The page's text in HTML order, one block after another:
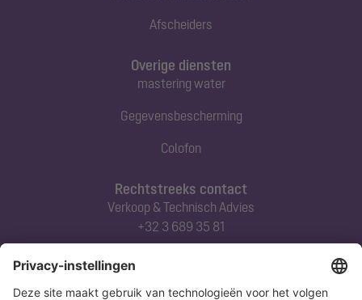
Afscheiders
Rechtstreeks contact
Verkoop & Technisch Advies
+32 3 689 35 81
Overige diensten
mastering water
Gegevensbescherming
Colofon